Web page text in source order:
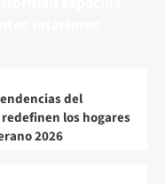
interiores
del
los hogares
2026